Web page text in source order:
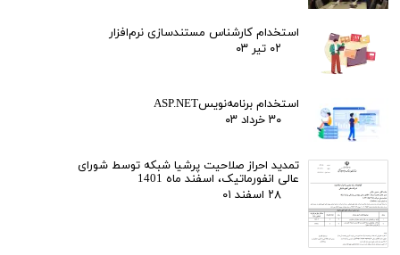
استخدام کارشناس مستندسازی نرم‌افزار
۰۲ تیر ۰۳
استخدام برنامه‌نویسASP.NET
۳۰ خرداد ۰۳
تمدید احراز صلاحیت پرشیا شبکه توسط شورای
عالی انفورماتیک، اسفند ماه 1401
۲۸ اسفند ۰۱